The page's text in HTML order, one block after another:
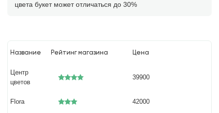
цвета букет может отличаться до 30%
Название Рейтинг магазина Цена
Центр
цветов
39900
Flora 42000